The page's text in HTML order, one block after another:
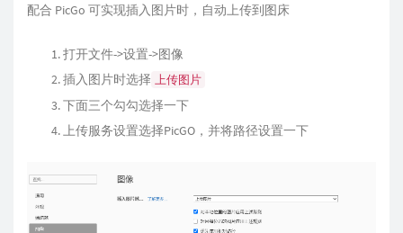
配合 PicGo 可实现插入图片时，自动上传到图床
打开文件->设置->图像
插入图片时选择
上传图片
下面三个勾勾选择一下
上传服务设置选择PicGO，并将路径设置一下